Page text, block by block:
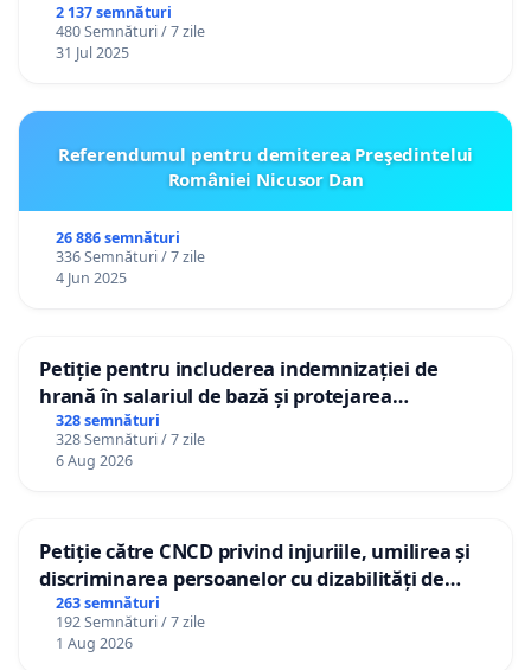
2 137 semnături
480 Semnături / 7 zile
31 Jul 2025
Referendumul pentru demiterea Preşedintelui
României Nicusor Dan
26 886 semnături
336 Semnături / 7 zile
4 Jun 2025
Petiție pentru includerea indemnizației de
hrană în salariul de bază și protejarea
gradațiilor de vechime pentru asistenții
personali
328 semnături
328 Semnături / 7 zile
6 Aug 2026
Petiție către CNCD privind injuriile, umilirea și
discriminarea persoanelor cu dizabilități de
către utilizatorul TikTok „Gorici”
263 semnături
192 Semnături / 7 zile
1 Aug 2026